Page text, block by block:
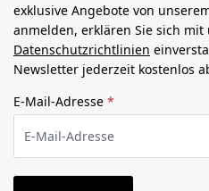
exklusive Angebote von
anmelden, erklären Sie sich mit
Datenschutzrichtlinien
Newsletter jederzeit kostenlos
E-Mail-Adresse *